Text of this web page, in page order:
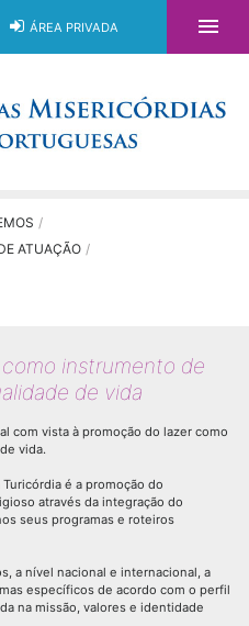
ÁREA PRIVADA 
/
ATUAÇÃO /
instrumento de
de vida
com vista à promoção do lazer como
vida.
é a promoção do
através da integração do
seus programas e roteiros
a nível nacional e internacional, a
específicos de acordo com o perfil
na missão, valores e identidade